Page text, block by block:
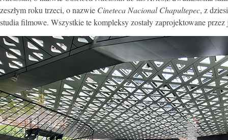
zeszłym roku trzeci, o nazwie Cineteca Nacional Chapultepec, z
studia filmowe. Wszystkie te kompleksy zostały zaprojektowane